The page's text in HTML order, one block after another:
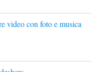
video con foto e musica